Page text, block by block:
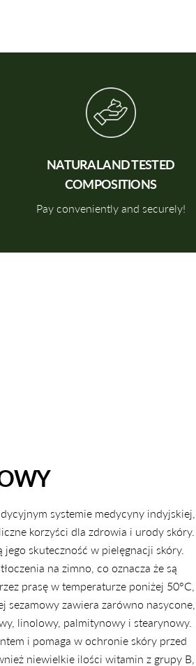
NATURALANDTESTED
COMPOSITIONS
Pay conveniently and securely!
systemie medycyny indyjskiej,
korzyści dla zdrowia i urody skóry.
skuteczność w pielęgnacji skóry.
na zimno, co oznacza że są
prasę w temperaturze poniżej 50°C,
sezamowy zawiera zarówno nasycone,
linolowy, palmitynowy i stearynowy.
i pomaga w ochronie skóry przed
niewielkie ilości witamin z grupy B,